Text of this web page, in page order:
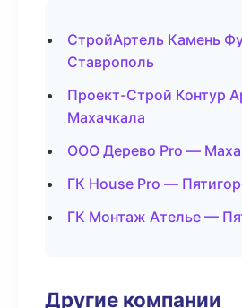
СтройАртель Камень
Ставрополь
Проект-Строй Контур
Махачкала
ООО Дерево Pro —
ГК House Pro —
ГК Монтаж Ателье —
Другие компании